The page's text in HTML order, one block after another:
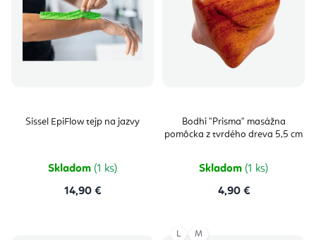
Sissel EpiFlow tejp na jazvy
Skladom (1 ks)
14,90 €
Bodhi "Prisma" masážna
pomôcka z tvrdého dreva 5,5 cm
Skladom (1 ks)
4,90 €
L M